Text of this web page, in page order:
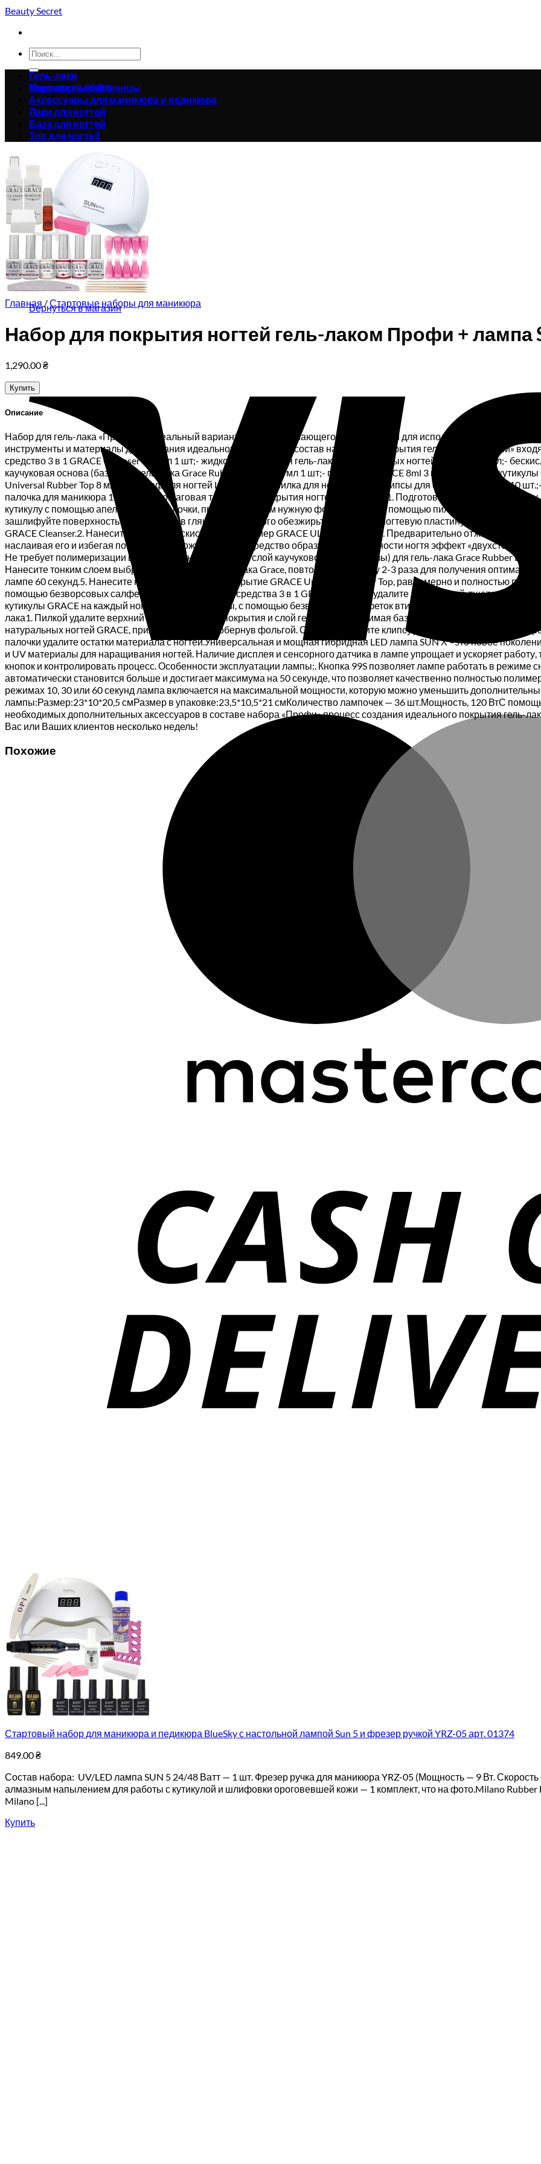
Skip
content
Beauty Secret
Искать:
Корзина /0.00₴0
Корзина пуста.
Вернуться в магазин
0
Корзина
Корзина пуста.
Вернуться в магазин
Гель-лаки
Маникюрные ножницы
Аксессуары для маникюра и педикюра
Лаки для ногтей
База для ногтей
Топ для ногтей
Главная /Стартовые наборы для маникюра
Набор для покрытия ногтей гель-лаком Профи + лампа
1,290.00₴
Купить
Описание
Набор для гель-лака «Профи» — идеальный вариант как для начинающего мастера, так и для использования в
инструменты и материалы для создания идеального покрытия.В состав набора для покрытия гель-лаком «Профи»
средство 3 в 1 GRACE Cleanser 100 мл 1 шт;- жидкость для снятия гель-лака с натуральных ногтей GRACE 100 мл;-
каучуковая основа (база) для гель-лака Grace Rubber Base Gel 8 мл 1 шт;- гель-лаки GRACE 8ml 3 шт;- масло для
Universal Rubber Top 8 мл 1 шт;- баф для ногтей LPnails 1 шт.;- пилка для ногтей 1 шт;- клипсы для снятия гель-лака 10
палочка для маникюра 15 см 5 шт.Пошаговая технология покрытия ногтей гель-лаком1. Подготовьте ногтевую
кутикулу с помощью апельсиновой палочки, придайте ногтям нужную форму и длину с помощью пилки для ногтей.
зашлифуйте поверхность ногтей, удалив глянец. После этого обезжирьте и очистите ногтевую пластину от пыли с
GRACE Cleanser.2. Нанесите на ногти бескислотный праймер GRACE ULTRAFIX primer. Предварительно отжав кисть о
наслаивая его и избегая попадания на кожу. Высыхая, средство образует на поверхности ногтя эффект
Не требует полимеризации в лампе.3. Нанесите тонкий слой каучуковой основы (базы) для гель-лака Grace Rubber
Нанесите тонким слоем выбранный Вами цвет гель-лака Grace, повторяя процедуру 2-3 раза для получения
лампе 60 секунд.5. Нанесите каучуковое верхнее покрытие GRACE Universal Rubber Top, равномерно и полностью
помощью безворсовых салфеток и универсального средства 3 в 1 GRACE Cleanser удалите липкий слой, тщательно
кутикулы GRACE на каждый ноготок в зону кутикулы, с помощью безворсовых салфеток втирающими движениями
лака1. Пилкой удалите верхний слой финишного покрытия и слой гель-лака (не снимая базовый гель). 2. Нанесите на
натуральных ногтей GRACE, приложите к ногтю, обернув фольгой. Сверху закрепите клипсу для снятия гель-лака. 3.
палочки удалите остатки материала с ногтей.Универсальная и мощная гибридная LED лампа SUN Х –это новое
и UV материалы для наращивания ногтей. Наличие дисплея и сенсорного датчика в лампе упрощает и ускоряет
кнопок и контролировать процесс. Особенности эксплуатации лампы:. Кнопка 99S позволяет лампе работать в
автоматически становится больше и достигает максимума на 50 секунде, что позволяет качественно полностью
режимах 10, 30 или 60 секунд лампа включается на максимальной мощности, которую можно уменьшить
лампы:Размер:23*10*20,5 смРазмер в упаковке:23,5*10,5*21 смКоличество лампочек — 36 шт.Мощность, 120 ВтС
необходимых дополнительных аксессуаров в составе набора «Профи» процесс создания идеального покрытия гель-
Вас или Ваших клиентов несколько недель!
Похожие
Стартовый набор для маникюра и педикюра BlueSky с настольной лампой Sun 5 и фрезер ручкой YRZ-05 арт. 01374
849.00₴
Состав набора: UV/LED лампа SUN 5 24/48 Ватт — 1 шт. Фрезер ручка для маникюра YRZ-05 (Мощность — 9 Вт.
алмазным напылением для работы с кутикулой и шлифовки ороговевшей кожи — 1 комплект, что на фото.Milano
Milano [...]
Купить